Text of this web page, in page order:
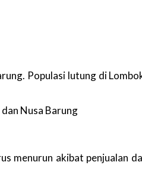
Populasi lutung di
Nusa Barung
menurun akibat penjualan